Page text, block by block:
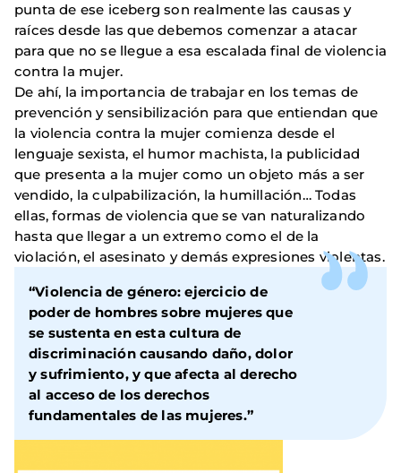
punta de ese iceberg son realmente las causas y
raíces desde las que debemos comenzar a atacar
para que no se llegue a esa escalada final de violencia
contra la mujer.
De ahí, la importancia de trabajar en los temas de
prevención y sensibilización para que entiendan que
la violencia contra la mujer comienza desde el
lenguaje sexista, el humor machista, la publicidad
que presenta a la mujer como un objeto más a ser
vendido, la culpabilización, la humillación… Todas
ellas, formas de violencia que se van naturalizando
hasta que llegar a un extremo como el de la
violación, el asesinato y demás expresiones violentas.
“Violencia de género: ejercicio de
poder de hombres sobre mujeres que
se sustenta en esta cultura de
discriminación causando daño, dolor
y sufrimiento, y que afecta al derecho
al acceso de los derechos
fundamentales de las mujeres.”